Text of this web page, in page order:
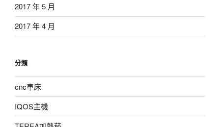
2017 年 5 月
2017 年 4 月
分類
cnc車床
IQOS主機